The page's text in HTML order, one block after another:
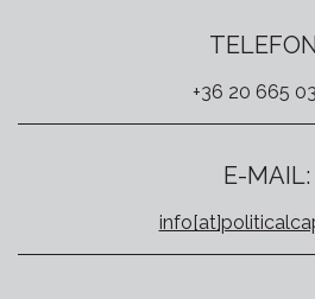
+36 20 665
E-MAIL: